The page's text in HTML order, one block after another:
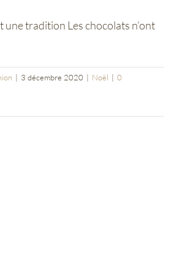
une tradition Les chocolats n’ont
| 3 décembre 2020 | Noël | 0